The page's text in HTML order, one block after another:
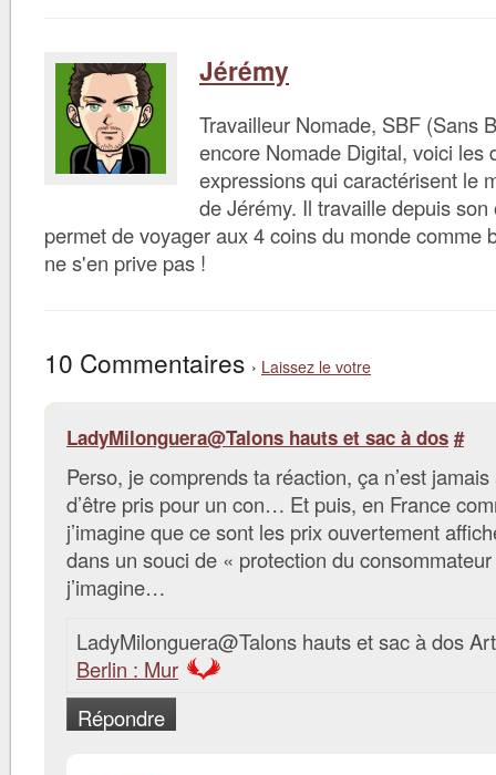
Jérémy
Travailleur Nomade, SBF (Sans
encore Nomade Digital, voici les
expressions qui caractérisent le
de Jérémy. Il travaille depuis
permet de voyager aux 4 coins du monde comme
ne s'en prive pas !
10 Commentaires › Laissez le votre
LadyMilonguera@Talons hauts et sac à dos #
Perso, je comprends ta réaction, ça n’est
d’être pris pour un con… Et puis, en France
j’imagine que ce sont les prix ouvertement
dans un souci de « protection du
j’imagine…
LadyMilonguera@Talons hauts et sac à dos
Berlin : Mur
Répondre